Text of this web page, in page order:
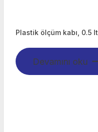
Plastik ölçüm kabı, 0.5 lt
Devamını oku